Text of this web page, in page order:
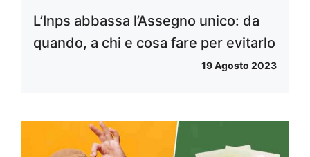
L’Inps abbassa l’Assegno unico: da
quando, a chi e cosa fare per evitarlo
19 Agosto 2023